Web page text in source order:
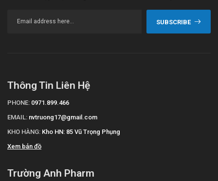
SUBSCRIBE
Thông Tin Liên Hệ
PHONE: 0971.899.466
EMAIL: nvtruong17@gmail.com
KHO HÀNG: Kho HN: 85 Vũ Trọng Phụng
Xem bản đồ
Trường Anh Pharm